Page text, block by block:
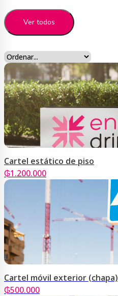
Ver todos
Cartel estático de piso
₲1.200.000
Cartel móvil exterior (chapa)
₲500.000